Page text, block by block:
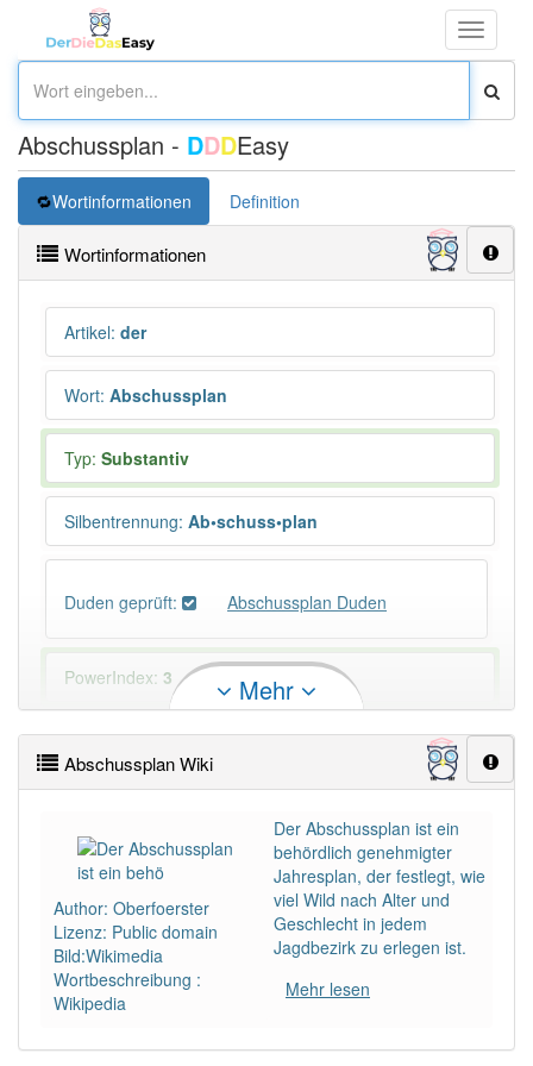
Toggle
Abschussplan - DDDEasy
Wortinformationen Definition
Wortinformationen
Artikel: der
Wort: Abschussplan
Typ: Substantiv
Silbentrennung: Ab•schuss•plan
Duden geprüft: Abschussplan Duden
PowerIndex: 3
Häufigkeit: 2 von 10
Wörter mit Endung -abschussplanaber mit einem
Das Wort wird häufig verwendet im Bereich
Jagdwesen
Mehr
Abschussplan Wiki
Author: Oberfoerster
Lizenz: Public domain
Bild:Wikimedia
Wortbeschreibung :
Wikipedia
Der Abschussplan ist ein
behördlich genehmigter
Jahresplan, der festlegt, wie
viel Wild nach Alter und
Geschlecht in jedem
Jagdbezirk zu erlegen ist.
Mehr lesen